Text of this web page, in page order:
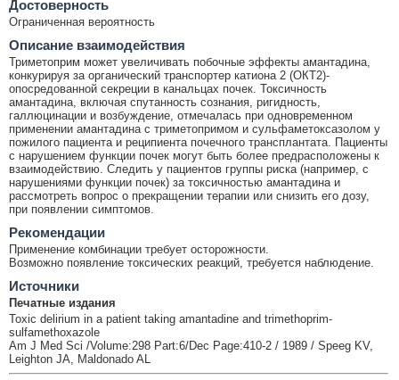
Достоверность
Ограниченная вероятность
Описание взаимодействия
Триметоприм может увеличивать побочные эффекты амантадина,
конкурируя за органический транспортер катиона 2 (ОКТ2)-
опосредованной секреции в канальцах почек. Токсичность
амантадина, включая спутанность сознания, ригидность,
галлюцинации и возбуждение, отмечалась при одновременном
применении амантадина с триметопримом и сульфаметоксазолом у
пожилого пациента и реципиента почечного трансплантата. Пациенты
с нарушением функции почек могут быть более предрасположены к
взаимодействию. Следить у пациентов группы риска (например, с
нарушениями функции почек) за токсичностью амантадина и
рассмотреть вопрос о прекращении терапии или снизить его дозу,
при появлении симптомов.
Рекомендации
Применение комбинации требует осторожности.
Возможно появление токсических реакций, требуется наблюдение.
Источники
Печатные издания
Toxic delirium in a patient taking amantadine and trimethoprim-
sulfamethoxazole
Am J Med Sci /Volume:298 Part:6/Dec Page:410-2 / 1989 / Speeg KV,
Leighton JA, Maldonado AL